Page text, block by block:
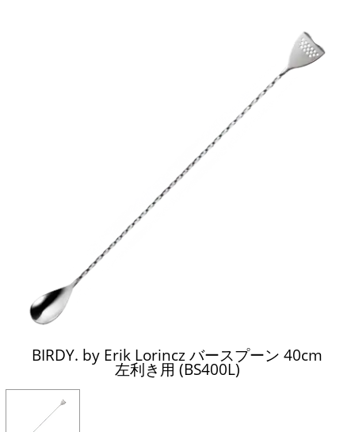
BIRDY. by Erik Lorincz バースプーン 40cm
左利き用 (BS400L)